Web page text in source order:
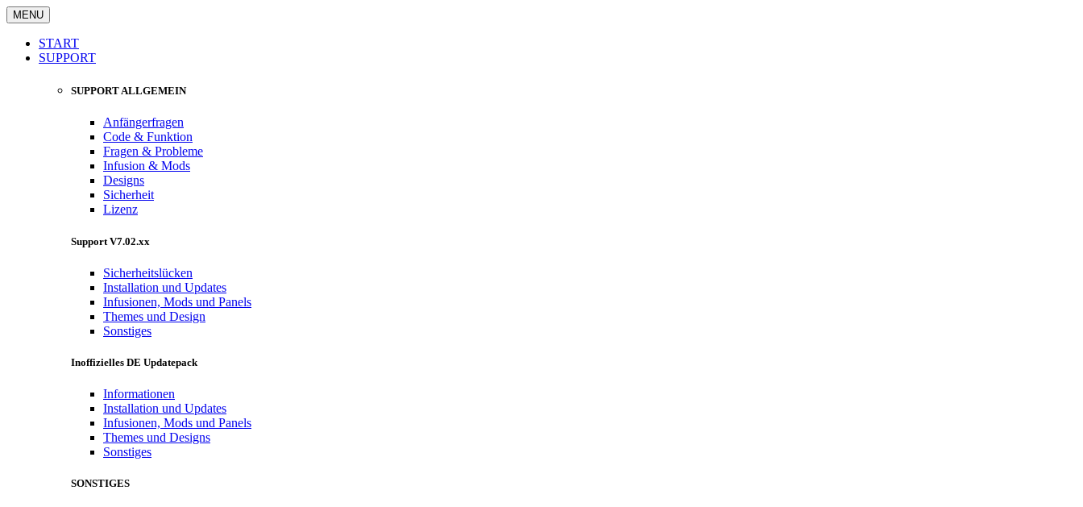
MENU
START
SUPPORT
SUPPORT ALLGEMEIN
Anfängerfragen
Code & Funktion
Fragen & Probleme
Infusion & Mods
Designs
Sicherheit
Lizenz
Support V7.02.xx
Sicherheitslücken
Installation und Updates
Infusionen, Mods und Panels
Themes und Design
Sonstiges
Inoffizielles DE Updatepack
Informationen
Installation und Updates
Infusionen, Mods und Panels
Themes und Designs
Sonstiges
SONSTIGES